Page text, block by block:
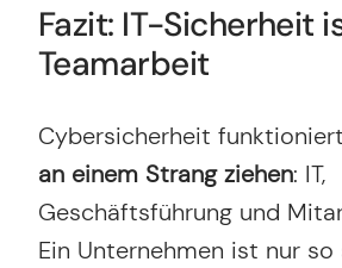
Fazit: IT-Sicherheit
Teamarbeit
Cybersicherheit
an einem Strang ziehen: IT,
Geschäftsführung und
Ein Unternehmen ist nur